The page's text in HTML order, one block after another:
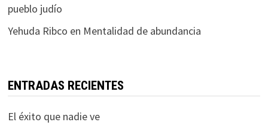
pueblo judío
Yehuda Ribco en Mentalidad de abundancia
ENTRADAS RECIENTES
El éxito que nadie ve